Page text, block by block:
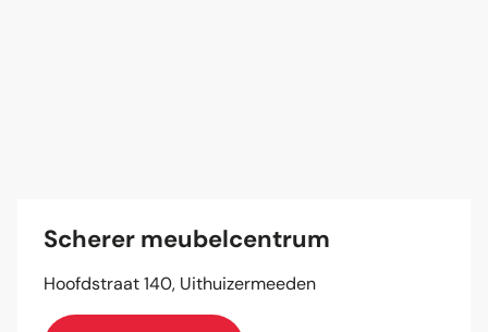
Scherer meubelcentrum
Hoofdstraat 140, Uithuizermeeden